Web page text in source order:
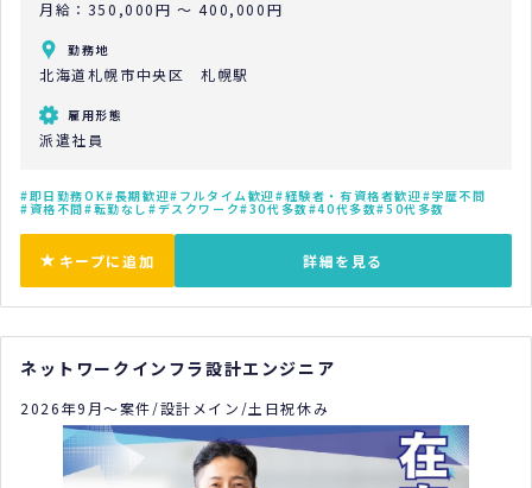
月給：350,000円 ～ 400,000円
勤務地
北海道札幌市中央区 札幌駅
雇用形態
派遣社員
即日勤務OK 長期歓迎 フルタイム歓迎 経験者・有資格者歓迎 学歴不問
資格不問 転勤なし デスクワーク 30代多数 40代多数 50代多数
キープに追加 詳細を見る
ネットワークインフラ設計エンジニア
2026年9月～案件/設計メイン/土日祝休み